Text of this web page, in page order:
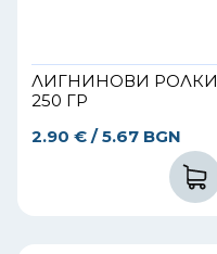
ЛИГНИНОВИ РОЛКИ
250 ГР
2.90 € / 5.67 BGN